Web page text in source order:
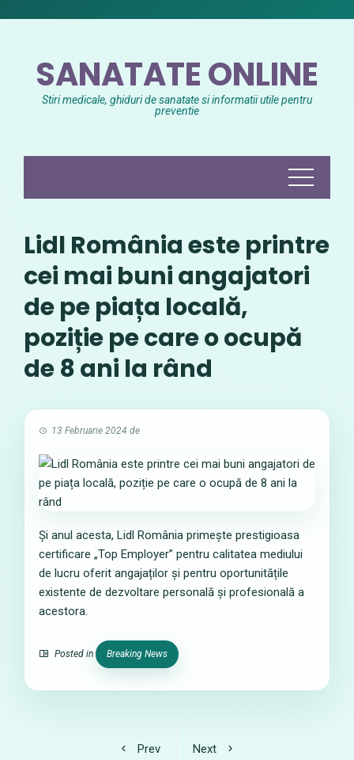
SANATATE ONLINE
Stiri medicale, ghiduri de sanatate si informatii utile pentru
preventie
Lidl România este printre
cei mai buni angajatori
de pe piața locală,
poziție pe care o ocupă
de 8 ani la rând
13 Februarie 2024 de
Și anul acesta, Lidl România primește prestigioasa
certificare „Top Employer” pentru calitatea mediului
de lucru oferit angajaților și pentru oportunitățile
existente de dezvoltare personală și profesională a
acestora.
Posted in Breaking News
Prev
Next